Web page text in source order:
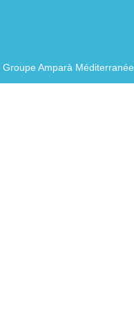
Amparà Méditerranée